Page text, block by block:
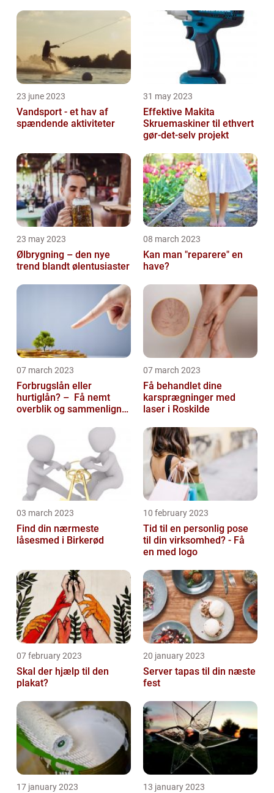
23 june 2023
Vandsport - et hav af
spændende aktiviteter
31 may 2023
Effektive Makita
Skruemaskiner til ethvert
gør-det-selv projekt
23 may 2023
Ølbrygning – den nye
trend blandt ølentusiaster
08 march 2023
Kan man "reparere" en
have?
07 march 2023
Forbrugslån eller
hurtiglån? – Få nemt
overblik og sammenlign
07 march 2023
Få behandlet dine
karsprægninger med
laser i Roskilde
03 march 2023
Find din nærmeste
låsesmed i Birkerød
10 february 2023
Tid til en personlig pose
til din virksomhed? - Få
en med logo
07 february 2023
Skal der hjælp til den
plakat?
20 january 2023
Server tapas til din næste
fest
17 january 2023 13 january 2023